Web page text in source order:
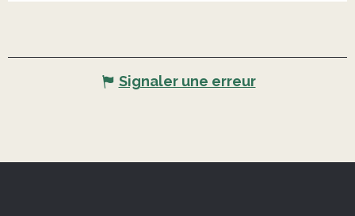
Signaler une erreur